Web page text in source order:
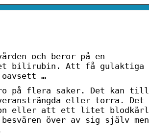
och beror på en
bilirubin. Att få gulaktiga
…
på flera saker. Det kan till
eller torra. Det
eller att ett litet blodkärl
över av sig själv men